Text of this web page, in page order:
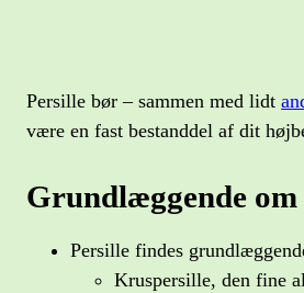
Persille bør – sammen med lidt
være en fast bestanddel af dit
Grundlæggende
Persille findes
Kruspersille, den fine